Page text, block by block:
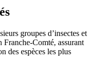
groupes d’insectes et
Franche-Comté, assurant
des espèces les plus